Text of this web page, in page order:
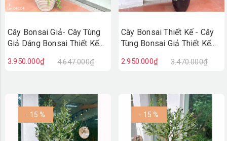
Cây Bonsai Giả- Cây Tùng
Giả Dáng Bonsai Thiết Kế
CC1377
3.950.000₫ 4.647.000₫
Cây Bonsai Thiết Kế - Cây
Tùng Bonsai Giả Thiết Kế
CC1335
2.950.000₫ 3.470.000₫
- 15 % - 15 %